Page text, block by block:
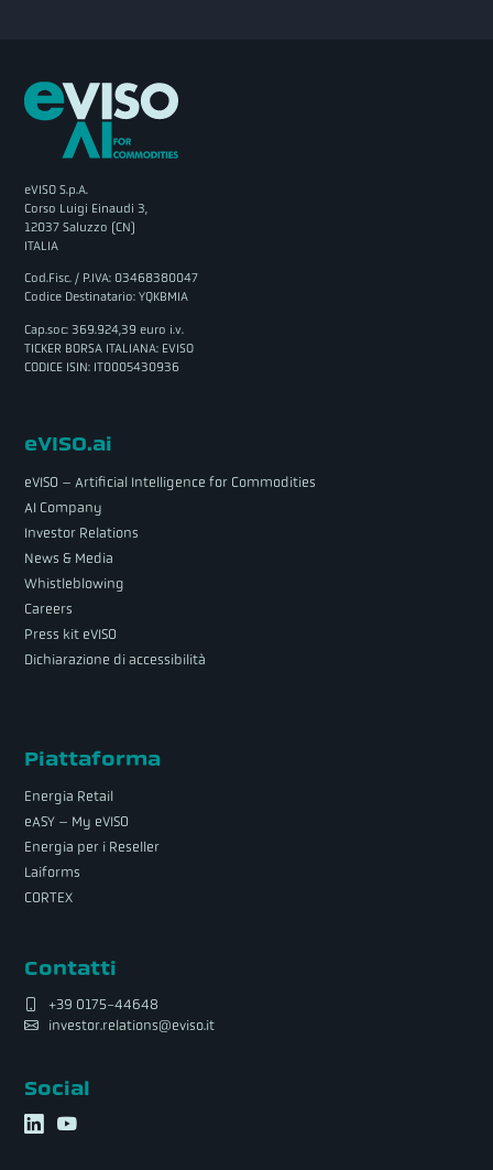
eVISO S.p.A.
Corso Luigi Einaudi 3,
12037 Saluzzo (CN)
ITALIA
Cod.Fisc. / P.IVA: 03468380047
Codice Destinatario: YQKBMIA
Cap.soc: 369.924,39 euro i.v.
TICKER BORSA ITALIANA: EVISO
CODICE ISIN: IT0005430936
eVISO.ai
eVISO – Artificial Intelligence for Commodities
AI Company
Investor Relations
News & Media
Whistleblowing
Careers
Press kit eVISO
Dichiarazione di accessibilità
Piattaforma
Energia Retail
eASY – My eVISO
Energia per i Reseller
Laiforms
CORTEX
Contatti
+39 0175-44648
investor.relations@eviso.it
Social